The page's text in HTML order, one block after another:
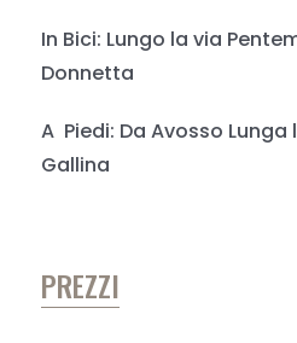
In Bici: Lungo la via
Donnetta
A Piedi: Da Avosso
Gallina
PREZZI